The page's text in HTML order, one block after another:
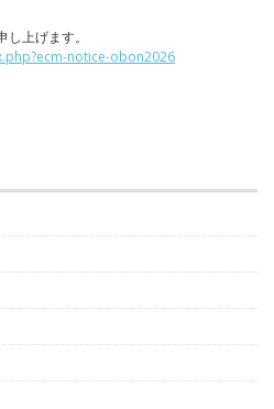
上げます。
notice-obon2026